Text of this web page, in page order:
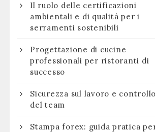
Il ruolo delle certificazioni
ambientali e di qualità per i
serramenti sostenibili
Progettazione di cucine
professionali per ristoranti di
successo
Sicurezza sul lavoro e controllo
del team
Stampa forex: guida pratica